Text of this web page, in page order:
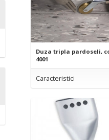
Duza tripla pardoseli,
4001
Caracteristici